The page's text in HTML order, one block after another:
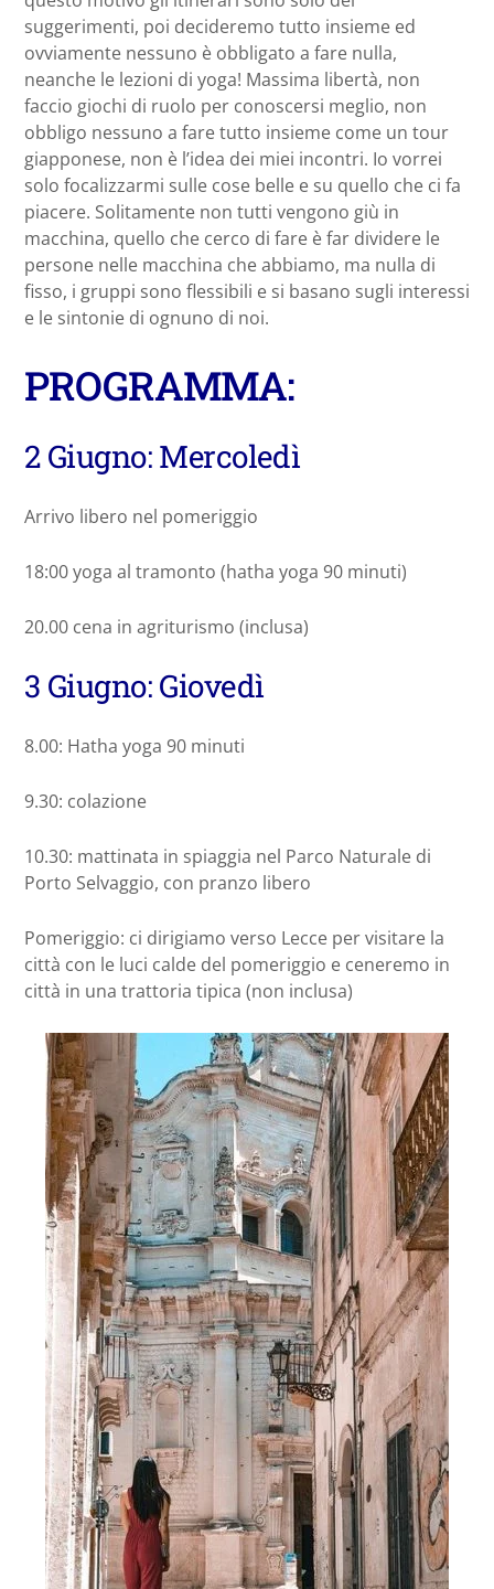
suggerimenti, poi decideremo tutto insieme ed
ovviamente nessuno è obbligato a fare nulla,
neanche le lezioni di yoga! Massima libertà, non
faccio giochi di ruolo per conoscersi meglio, non
obbligo nessuno a fare tutto insieme come un tour
giapponese, non è l’idea dei miei incontri. Io vorrei
solo focalizzarmi sulle cose belle e su quello che ci fa
piacere. Solitamente non tutti vengono giù in
macchina, quello che cerco di fare è far dividere le
persone nelle macchina che abbiamo, ma nulla di
fisso, i gruppi sono flessibili e si basano sugli interessi
e le sintonie di ognuno di noi.
PROGRAMMA:
2 Giugno: Mercoledì
Arrivo libero nel pomeriggio
18:00 yoga al tramonto (hatha yoga 90 minuti)
20.00 cena in agriturismo (inclusa)
3 Giugno: Giovedì
8.00: Hatha yoga 90 minuti
9.30: colazione
10.30: mattinata in spiaggia nel Parco Naturale di
Porto Selvaggio, con pranzo libero
Pomeriggio: ci dirigiamo verso Lecce per visitare la
città con le luci calde del pomeriggio e ceneremo in
città in una trattoria tipica (non inclusa)